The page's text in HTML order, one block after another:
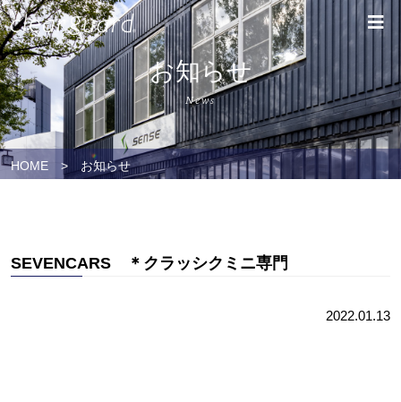
お知らせ
News
HOME > お知らせ
SEVENCARS ＊クラッシクミニ専門
2022.01.13